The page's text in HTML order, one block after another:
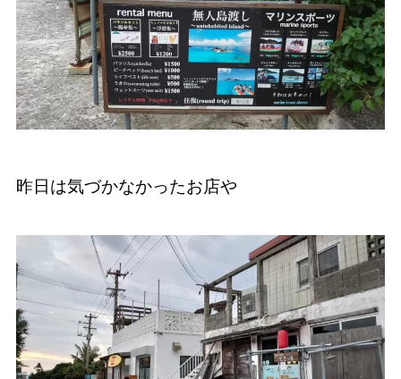
昨日は気づかなかったお店や